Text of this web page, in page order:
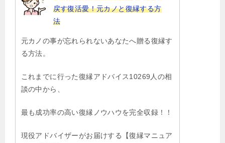
戻す復活愛！元カノと復縁する方
法
元カノの事が忘れられないあなたへ贈る復縁す
る方法。
これまでに行った復縁アドバイス10269人の相
談の中から、
最も成功率の高い復縁ノウハウを完全収録！！
現役アドバイザーがお届けする【復縁マニュア